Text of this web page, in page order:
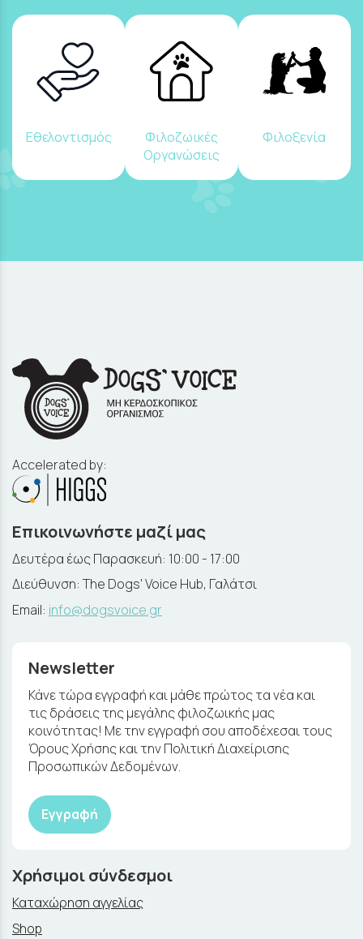
Εθελοντισμός
Φιλοζωικές
Οργανώσεις
Φιλοξενία
Accelerated by:
Επικοινωνήστε μαζί μας
Δευτέρα έως Παρασκευή: 10:00 - 17:00
Διεύθυνση: The Dogs' Voice Hub, Γαλάτσι
Email: info@dogsvoice.gr
Newsletter
Κάνε τώρα εγγραφή και μάθε πρώτος τα νέα και
τις δράσεις της μεγάλης φιλοζωικής μας
κοινότητας! Με την εγγραφή σου αποδέχεσαι τους
Όρους Χρήσης και την Πολιτική Διαχείρισης
Προσωπικών Δεδομένων.
Εγγραφή
Χρήσιμοι σύνδεσμοι
Καταχώρηση αγγελίας
Shop